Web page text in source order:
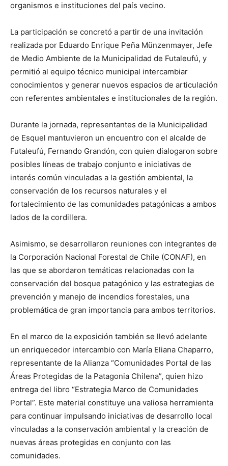
organismos e instituciones del país vecino.
La participación se concretó a partir de una invitación
realizada por Eduardo Enrique Peña Münzenmayer, Jefe
de Medio Ambiente de la Municipalidad de Futaleufú, y
permitió al equipo técnico municipal intercambiar
conocimientos y generar nuevos espacios de articulación
con referentes ambientales e institucionales de la región.
Durante la jornada, representantes de la Municipalidad
de Esquel mantuvieron un encuentro con el alcalde de
Futaleufú, Fernando Grandón, con quien dialogaron sobre
posibles líneas de trabajo conjunto e iniciativas de
interés común vinculadas a la gestión ambiental, la
conservación de los recursos naturales y el
fortalecimiento de las comunidades patagónicas a ambos
lados de la cordillera.
Asimismo, se desarrollaron reuniones con integrantes de
la Corporación Nacional Forestal de Chile (CONAF), en
las que se abordaron temáticas relacionadas con la
conservación del bosque patagónico y las estrategias de
prevención y manejo de incendios forestales, una
problemática de gran importancia para ambos territorios.
En el marco de la exposición también se llevó adelante
un enriquecedor intercambio con María Eliana Chaparro,
representante de la Alianza “Comunidades Portal de las
Áreas Protegidas de la Patagonia Chilena”, quien hizo
entrega del libro “Estrategia Marco de Comunidades
Portal”. Este material constituye una valiosa herramienta
para continuar impulsando iniciativas de desarrollo local
vinculadas a la conservación ambiental y la creación de
nuevas áreas protegidas en conjunto con las
comunidades.